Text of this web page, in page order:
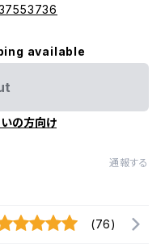
available
の方向け
通報する
(76)